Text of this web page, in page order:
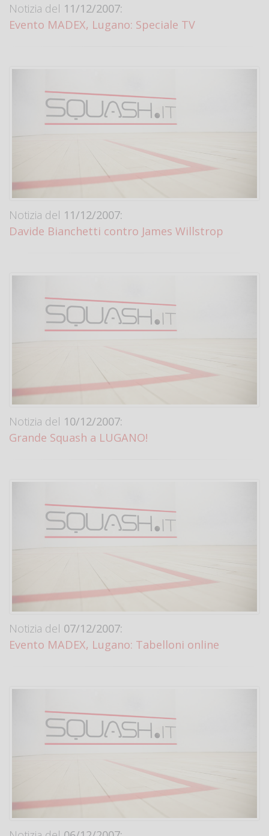
Notizia del 11/12/2007:
Evento MADEX, Lugano: Speciale TV
Notizia del 11/12/2007:
Davide Bianchetti contro James Willstrop
Notizia del 10/12/2007:
Grande Squash a LUGANO!
Notizia del 07/12/2007:
Evento MADEX, Lugano: Tabelloni online